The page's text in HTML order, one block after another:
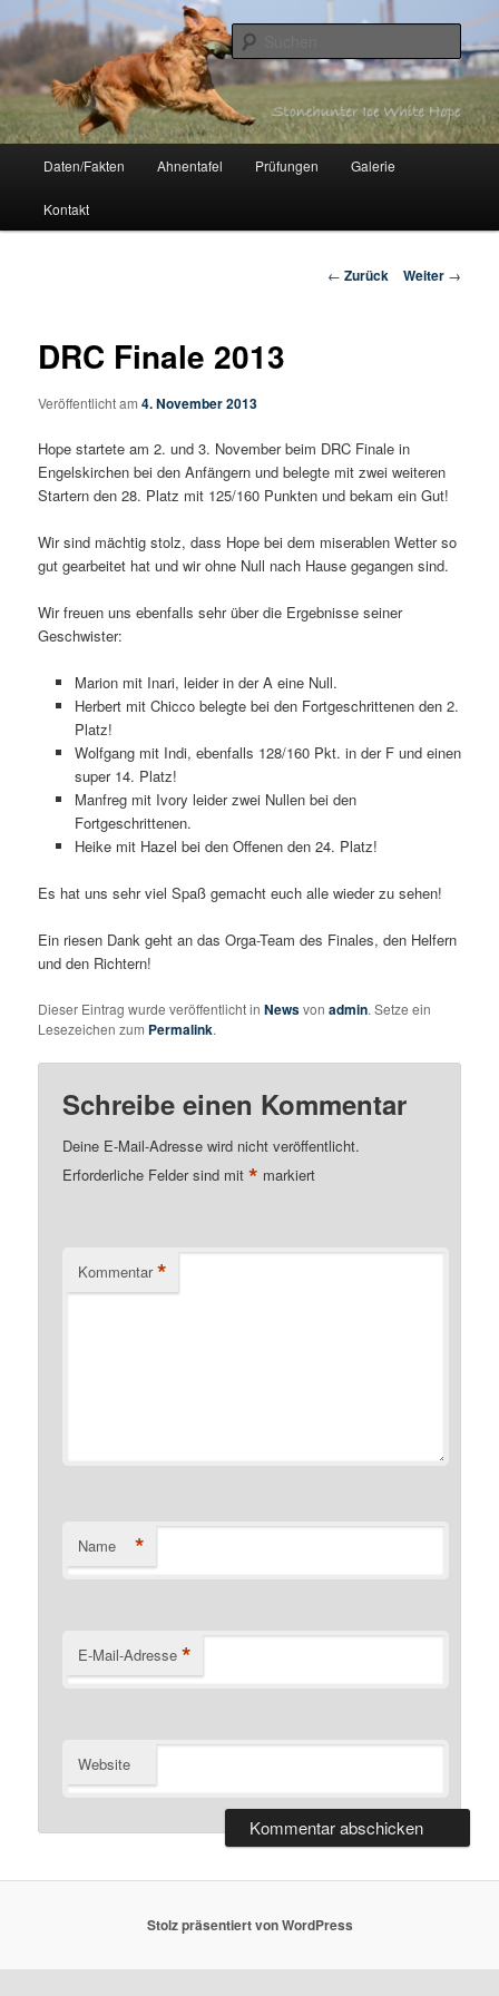
Zum
Inhalt
wechseln
Stonehunter Ice White Hope
Daten/Fakten Ahnentafel Prüfungen Galerie
Kontakt
Beitrags-
← Zurück Weiter →
DRC Finale 2013
Veröffentlicht am4. November 2013
Hope startete am 2. und 3. November beim DRC Finale in
Engelskirchen bei den Anfängern und belegte mit zwei weiteren
Startern den 28. Platz mit 125/160 Punkten und bekam ein Gut!
Wir sind mächtig stolz, dass Hope bei dem miserablen Wetter so
gut gearbeitet hat und wir ohne Null nach Hause gegangen sind.
Wir freuen uns ebenfalls sehr über die Ergebnisse seiner
Geschwister:
Marion mit Inari, leider in der A eine Null.
Herbert mit Chicco belegte bei den Fortgeschrittenen den 2.
Platz!
Wolfgang mit Indi, ebenfalls 128/160 Pkt. in der F und einen
super 14. Platz!
Manfreg mit Ivory leider zwei Nullen bei den
Fortgeschrittenen.
Heike mit Hazel bei den Offenen den 24. Platz!
Es hat uns sehr viel Spaß gemacht euch alle wieder zu sehen!
Ein riesen Dank geht an das Orga-Team des Finales, den Helfern
und den Richtern!
Dieser Eintrag wurde veröffentlicht inNewsvonadmin. Setze ein
Lesezeichen zum Permalink.
Schreibe einen Kommentar
Deine E-Mail-Adresse wird nicht veröffentlicht.
Erforderliche Felder sind mit* markiert
Kommentar *
Name *
E-Mail-Adresse *
Website
Stolz präsentiert von WordPress